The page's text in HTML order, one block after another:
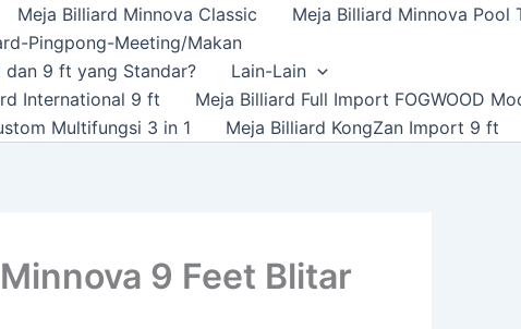
Meja Billiard Minnova Classic
Meja Billiard Minnova Pool
Pingpong-Meeting/Makan
9 ft yang Standar?
Lain-Lain
International 9 ft
Meja Billiard Full Import FOGWOOD
Multifungsi 3 in 1 Meja Billiard KongZan Import 9 ft
9 Feet Blitar